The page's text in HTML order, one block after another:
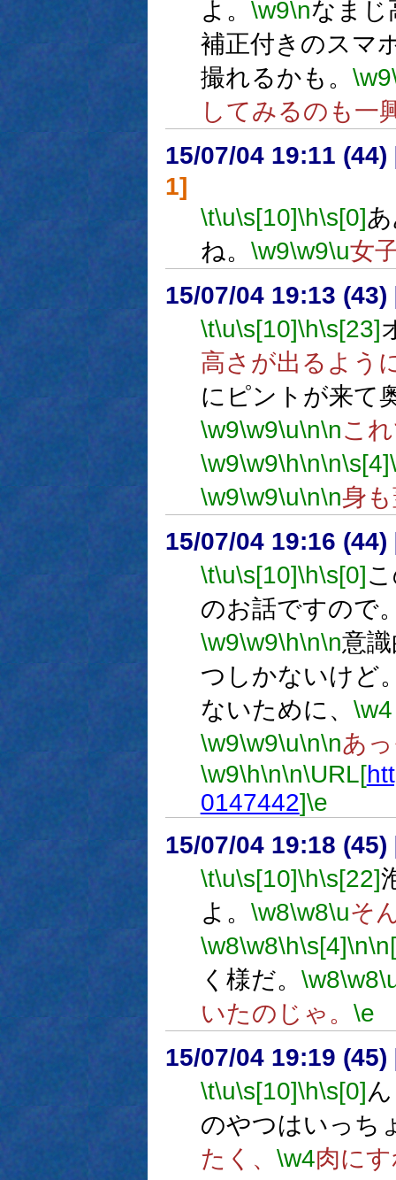
よ。 \w9\nなまじ
補正付きのスマ
撮れるかも。 \w9
してみるのも一
15/07/04 19:11 (44)
1]
\t\u\s[10]\h\s[0]
ね。 \w9\w9\u女
15/07/04 19:13 (43)
\t\u\s[10]\h\s[23]
高さが出るよう
にピントが来て
\w9\w9\u\n\nこ
\w9\w9\h\n\n\s[4]
\w9\w9\u\n\n身
15/07/04 19:16 (44)
\t\u\s[10]\h\s[0]
のお話ですので
\w9\w9\h\n\n意
つしかないけど
ないために、 \w4
\w9\w9\u\n\nあ
\w9\h\n\n\URL[
0147442]\e
15/07/04 19:18 (45)
\t\u\s[10]\h\s[22]
よ。 \w8\w8\uそ
\w8\w8\h\s[4]\n
く様だ。 \w8\w8
いたのじゃ。 \e
15/07/04 19:19 (45)
\t\u\s[10]\h\s[0]
のやつはいっち
たく、 \w4肉に